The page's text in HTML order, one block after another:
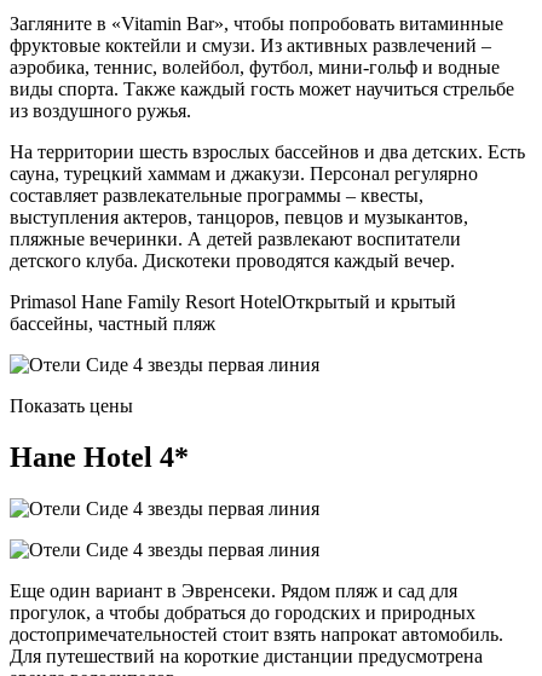
Загляните в «Vitamin Bar», чтобы попробовать витаминные
фруктовые коктейли и смузи. Из активных развлечений –
аэробика, теннис, волейбол, футбол, мини-гольф и водные
виды спорта. Также каждый гость может научиться стрельбе
из воздушного ружья.
На территории шесть взрослых бассейнов и два детских. Есть
сауна, турецкий хаммам и джакузи. Персонал регулярно
составляет развлекательные программы – квесты,
выступления актеров, танцоров, певцов и музыкантов,
пляжные вечеринки. А детей развлекают воспитатели
детского клуба. Дискотеки проводятся каждый вечер.
Primasol Hane Family Resort HotelОткрытый и крытый
бассейны, частный пляж
Показать цены
Hane Hotel 4*
Еще один вариант в Эвренсеки. Рядом пляж и сад для
прогулок, а чтобы добраться до городских и природных
достопримечательностей стоит взять напрокат автомобиль.
Для путешествий на короткие дистанции предусмотрена